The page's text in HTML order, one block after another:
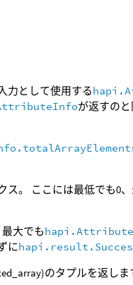
力として使用する
が返すの
ス。 ここには最低でも0
大でも
に
のタプルを返しま